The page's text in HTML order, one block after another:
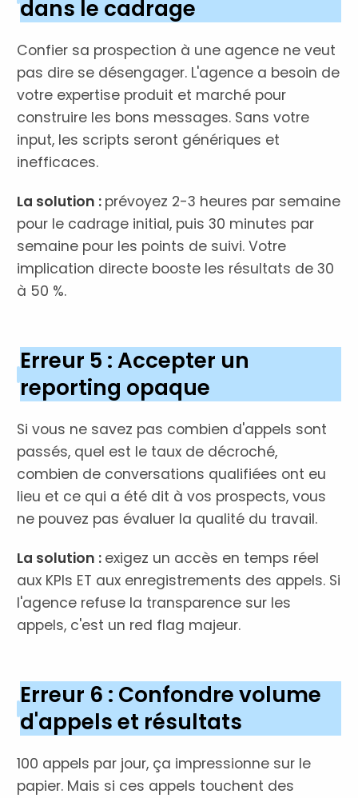
dans le cadrage
Confier sa prospection à une agence ne veut
pas dire se désengager. L'agence a besoin de
votre expertise produit et marché pour
construire les bons messages. Sans votre
input, les scripts seront génériques et
inefficaces.
La solution : prévoyez 2-3 heures par semaine
pour le cadrage initial, puis 30 minutes par
semaine pour les points de suivi. Votre
implication directe booste les résultats de 30
à 50 %.
Erreur 5 : Accepter un
reporting opaque
Si vous ne savez pas combien d'appels sont
passés, quel est le taux de décroché,
combien de conversations qualifiées ont eu
lieu et ce qui a été dit à vos prospects, vous
ne pouvez pas évaluer la qualité du travail.
La solution : exigez un accès en temps réel
aux KPIs ET aux enregistrements des appels. Si
l'agence refuse la transparence sur les
appels, c'est un red flag majeur.
Erreur 6 : Confondre volume
d'appels et résultats
100 appels par jour, ça impressionne sur le
papier. Mais si ces appels touchent des